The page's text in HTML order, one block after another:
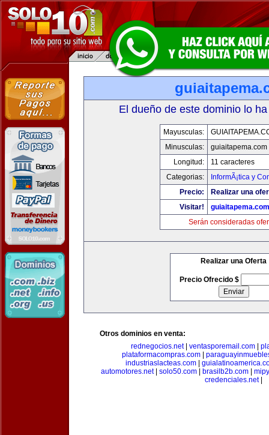
El dueño de este dominio lo
Mayusculas:
Minusculas:
guiaitapema.com
Longitud:
11 caracteres
Categorias:
InformÃ¡tica y
Precio:
Realizar una
Visitar!
guiaitapema.com
Serán consideradas
Realizar una Oferta
Precio Ofrecido $
Otros dominios en venta:
rednegocios.net| ventasporemail.com
plataformacompras.com
industriaslacteas.com
automotores.net| solo50.com brasilb2b.com
credenciales.net|